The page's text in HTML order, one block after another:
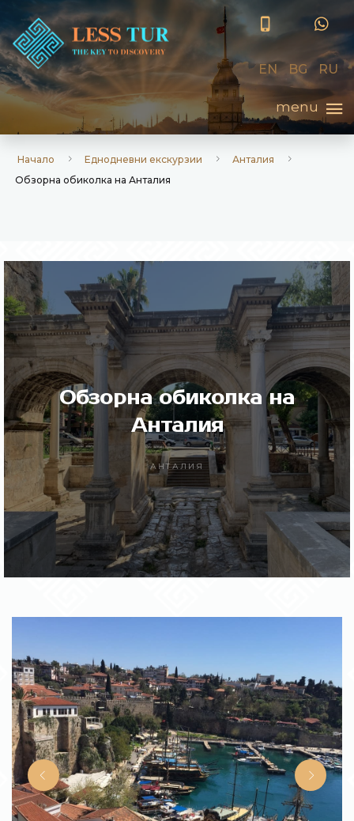
EN BG RU
Начало Еднодневни екскурзии
Анталия
Обзорна обиколка на Анталия
Обзорна обиколка на
Анталия
АНТАЛИЯ